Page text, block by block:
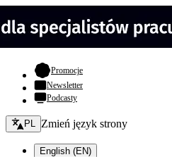
Promocje- otwiera się w nowej karcie
Newsletter
Podcasty
Zmień język - bieżący:
PL Zmień język strony
English (EN)